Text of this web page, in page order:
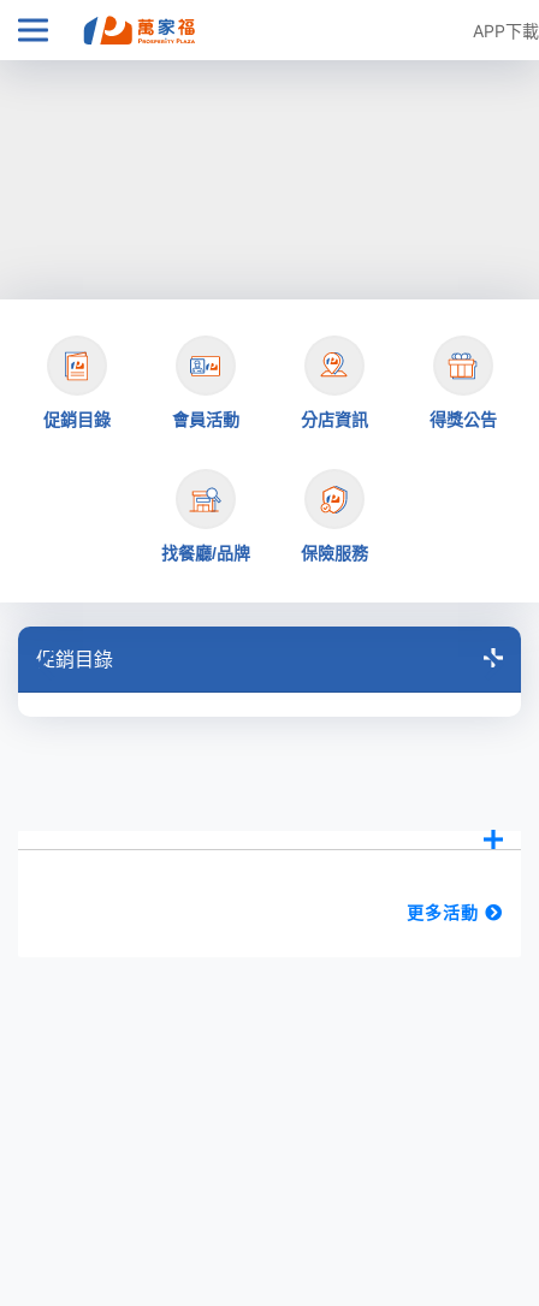
APP下載
促銷目錄 會員活動 分店資訊 得獎公告
找餐廳/品牌 保險服務
促銷目錄
更多活動